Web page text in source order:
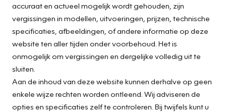
accuraat en actueel mogelijk wordt gehouden, zijn
vergissingen in modellen, uitvoeringen, prijzen, technische
specificaties, afbeeldingen, of andere informatie op deze
website ten aller tijden onder voorbehoud. Het is
onmogelijk om vergissingen en dergelijke volledig uit te
sluiten.
Aan de inhoud van deze website kunnen derhalve op geen
enkele wijze rechten worden ontleend. Wij adviseren de
opties en specificaties zelf te controleren. Bij twijfels kunt u